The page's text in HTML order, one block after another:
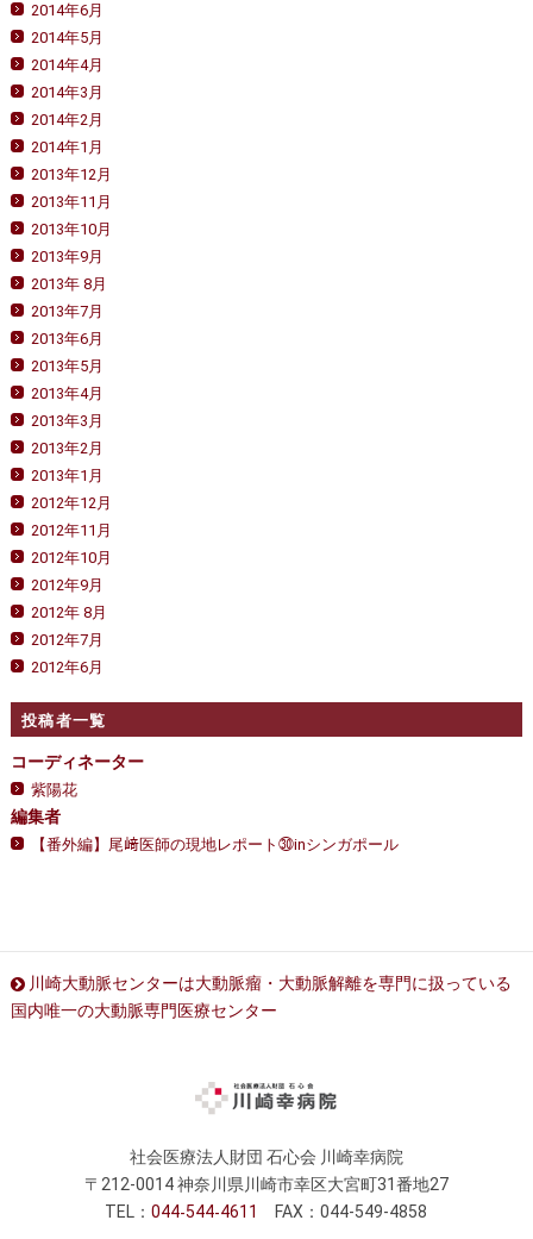
2014年6月
2014年5月
2014年4月
2014年3月
2014年2月
2014年1月
2013年12月
2013年11月
2013年10月
2013年9月
2013年 8月
2013年7月
2013年6月
2013年5月
2013年4月
2013年3月
2013年2月
2013年1月
2012年12月
2012年11月
2012年10月
2012年9月
2012年 8月
2012年7月
2012年6月
投稿者一覧
コーディネーター
紫陽花
編集者
【番外編】尾﨑医師の現地レポート㉚inシンガポール
川崎大動脈センターは大動脈瘤・大動脈解離を専門に扱っている
国内唯一の大動脈専門医療センター
社会医療法人財団 石心会 川崎幸病院
〒212-0014 神奈川県川崎市幸区大宮町31番地27
TEL：044 544 4611 FAX：044-549-4858